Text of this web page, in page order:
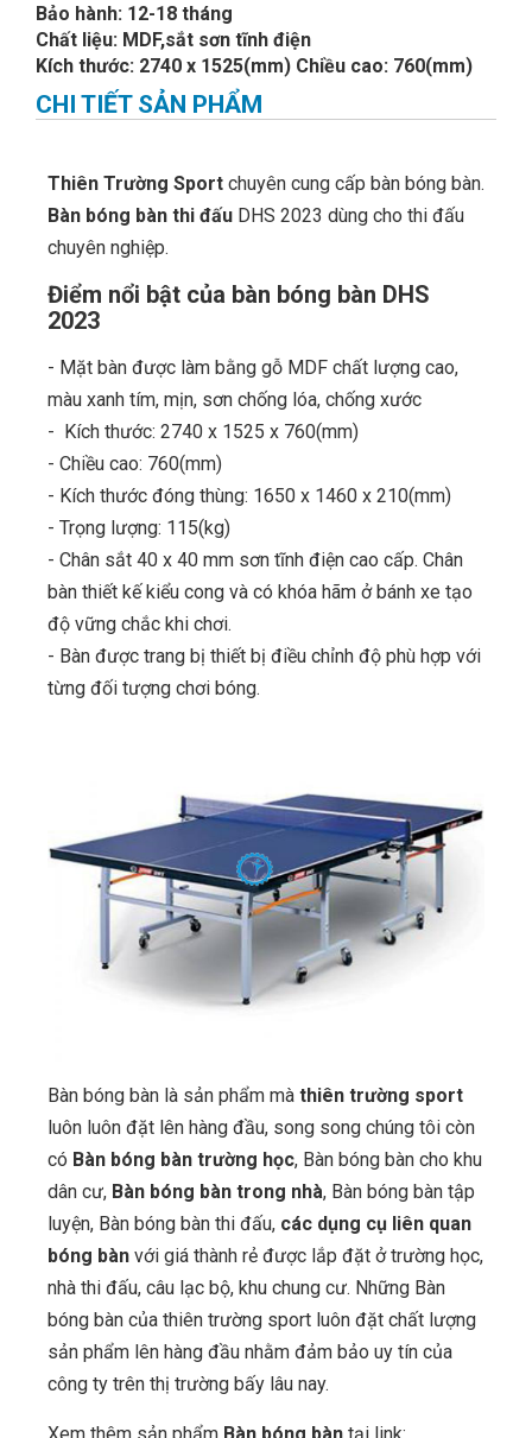
Bảo hành: 12-18 tháng
Chất liệu: MDF,sắt sơn tĩnh điện
Kích thước: 2740 x 1525(mm) Chiều cao: 760(mm)
CHI TIẾT SẢN PHẨM
Thiên Trường Sport chuyên cung cấp bàn bóng bàn.
Bàn bóng bàn thi đấu DHS 2023 dùng cho thi đấu
chuyên nghiệp.
Điểm nổi bật của bàn bóng bàn DHS
2023
- Mặt bàn được làm bằng gỗ MDF chất lượng cao,
màu xanh tím, mịn, sơn chống lóa, chống xước
- Kích thước: 2740 x 1525 x 760(mm)
- Chiều cao: 760(mm)
- Kích thước đóng thùng: 1650 x 1460 x 210(mm)
- Trọng lượng: 115(kg)
- Chân sắt 40 x 40 mm sơn tĩnh điện cao cấp. Chân
bàn thiết kế kiểu cong và có khóa hãm ở bánh xe tạo
độ vững chắc khi chơi.
- Bàn được trang bị thiết bị điều chỉnh độ phù hợp với
từng đối tượng chơi bóng.
Bàn bóng bàn là sản phẩm mà thiên trường sport
luôn luôn đặt lên hàng đầu, song song chúng tôi còn
có Bàn bóng bàn trường học, Bàn bóng bàn cho khu
dân cư, Bàn bóng bàn trong nhà, Bàn bóng bàn tập
luyện, Bàn bóng bàn thi đấu, các dụng cụ liên quan
bóng bàn với giá thành rẻ được lắp đặt ở trường học,
nhà thi đấu, câu lạc bộ, khu chung cư. Những Bàn
bóng bàn của thiên trường sport luôn đặt chất lượng
sản phẩm lên hàng đầu nhằm đảm bảo uy tín của
công ty trên thị trường bấy lâu nay.